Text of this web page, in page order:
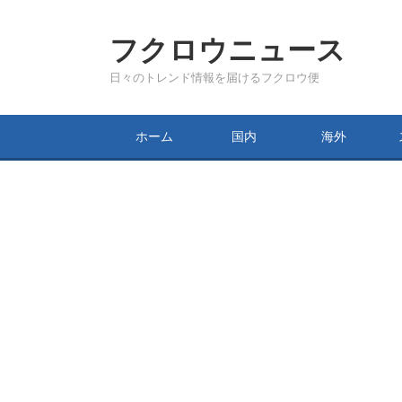
フクロウニュース
日々のトレンド情報を届けるフクロウ便
ホーム 国内 海外